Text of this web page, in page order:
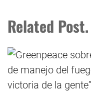
Related Post.